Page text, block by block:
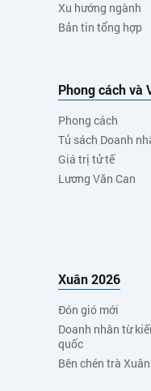
Xu hướng ngành
Bản tin tổng hợp
Phong cách và
Phong cách
Tủ sách Doanh
Giá trị tử tế
Lương Văn Can
Xuân 2026
Đón gió mới
Doanh nhân từ
quốc
Bên chén trà Xuân